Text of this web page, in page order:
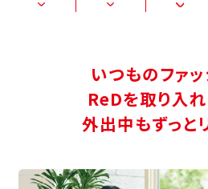
いつものファ
ReDを取り入
外出中もずっと